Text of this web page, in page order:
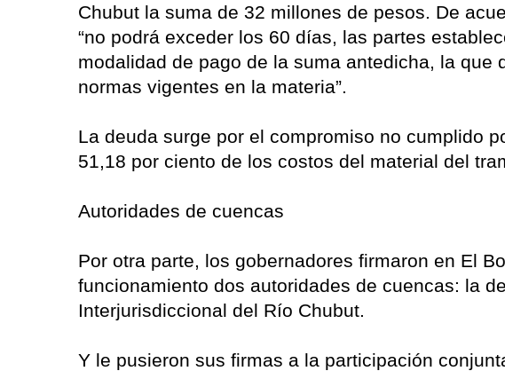
Chubut la suma de 32 millones de pesos. De
“no podrá exceder los 60 días, las partes
modalidad de pago de la suma antedicha, la que
normas vigentes en la materia”.
La deuda surge por el compromiso no cumplido
51,18 por ciento de los costos del material del
Autoridades de cuencas
Por otra parte, los gobernadores firmaron en El
funcionamiento dos autoridades de cuencas: la
Interjurisdiccional del Río Chubut.
Y le pusieron sus firmas a la participación